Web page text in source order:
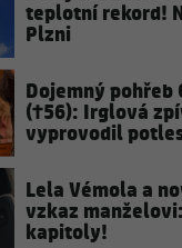
teplotní rekord!
Plzni
Dojemný pohřeb
(†56): Irglová
vyprovodil
Lela Vémola a
vzkaz
kapitoly!